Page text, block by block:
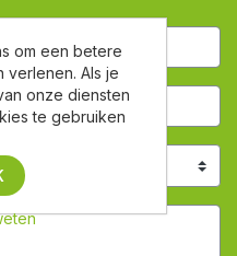
om een betere
verlenen. Als je
onze diensten
te gebruiken